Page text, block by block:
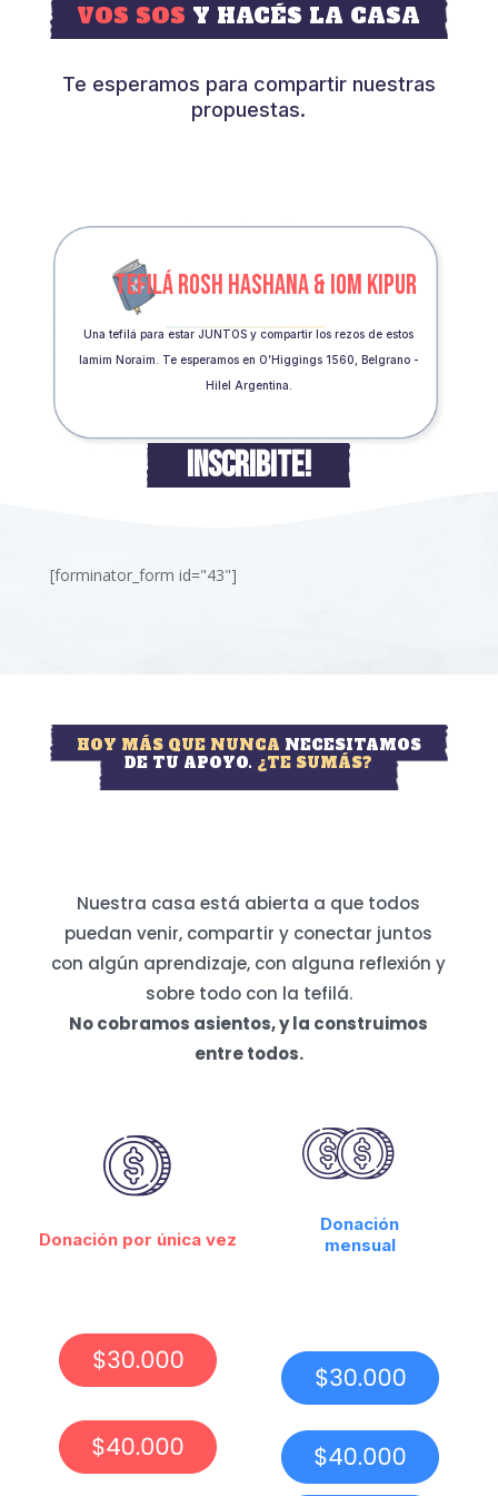
VOS SOS Y HACÉS LA CASA
Te esperamos para compartir nuestras
propuestas.
TEFILÁ ROSH HASHANA & IOM KIPUR
Una tefilá para estar JUNTOS y compartir los rezos de estos
Iamim Noraim. Te esperamos en O’Higgings 1560, Belgrano -
Hilel Argentina.
INSCRIBITE!
[forminator_form id="43"]
HOY MÁS QUE NUNCA NECESITAMOS
DE TU APOYO. ¿TE SUMÁS?
Nuestra casa está abierta a que todos
puedan venir, compartir y conectar juntos
con algún aprendizaje, con alguna reflexión y
sobre todo con la tefilá.
No cobramos asientos, y la construimos
entre todos.
Donación por única vez
Donación
mensual